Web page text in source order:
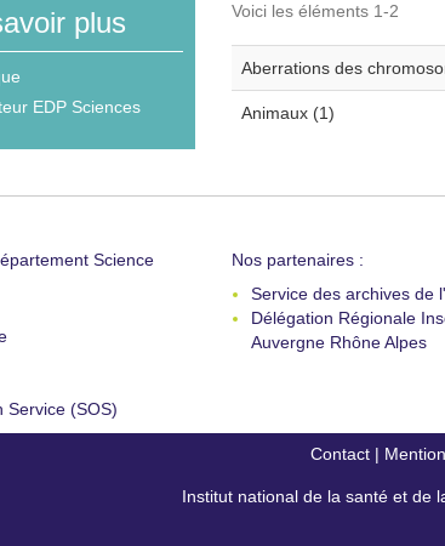
plus
EDP Sciences
Voici les éléments 1-2
Aberrations des
Animaux (1)
Science
Service (SOS)
Nos partenaires :
Service des archives de
Délégation Régionale
Auvergne Rhône Alpes
Contact|
Institut national de la santé et de